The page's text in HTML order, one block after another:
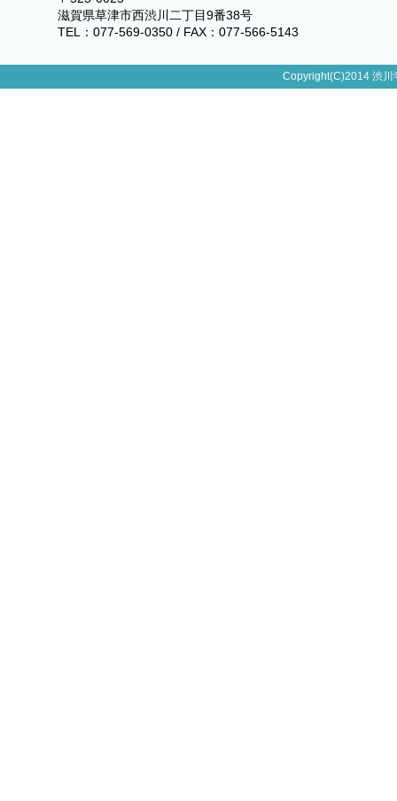
滋賀県草津市西渋川二丁目9番38号
TEL：077-569-0350 / FAX：077-566-5143
Copyright(C)2014 渋川